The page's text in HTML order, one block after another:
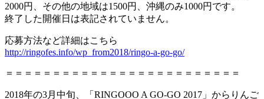
2000円、その他の地域は1500円、沖縄のみ1000円です。
終了した開催日は表記されていません。
応募方法など詳細はこちら
http://ringofes.info/wp_from2018/ringo-a-go-go/
＝＝＝＝＝＝＝＝＝＝＝＝＝＝＝＝＝＝＝＝＝＝＝＝＝
2018年の3月中旬、「RINGOOO A GO-GO 2017」からりんご